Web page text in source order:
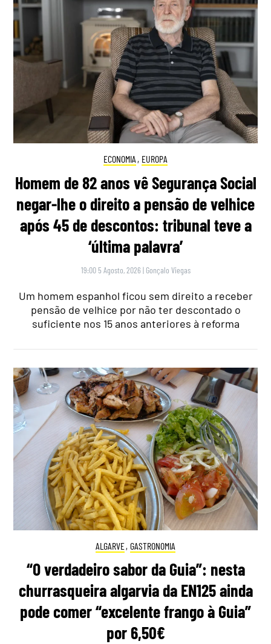
ECONOMIA , EUROPA
Homem de 82 anos vê Segurança Social
negar-lhe o direito a pensão de velhice
após 45 de descontos: tribunal teve a
‘última palavra’
19:00 5 Agosto, 2026 | Gonçalo Viegas
Um homem espanhol ficou sem direito a receber
pensão de velhice por não ter descontado o
suficiente nos 15 anos anteriores à reforma
ALGARVE, GASTRONOMIA
“O verdadeiro sabor da Guia”: nesta
churrasqueira algarvia da EN125 ainda
pode comer “excelente frango à Guia”
por 6,50€